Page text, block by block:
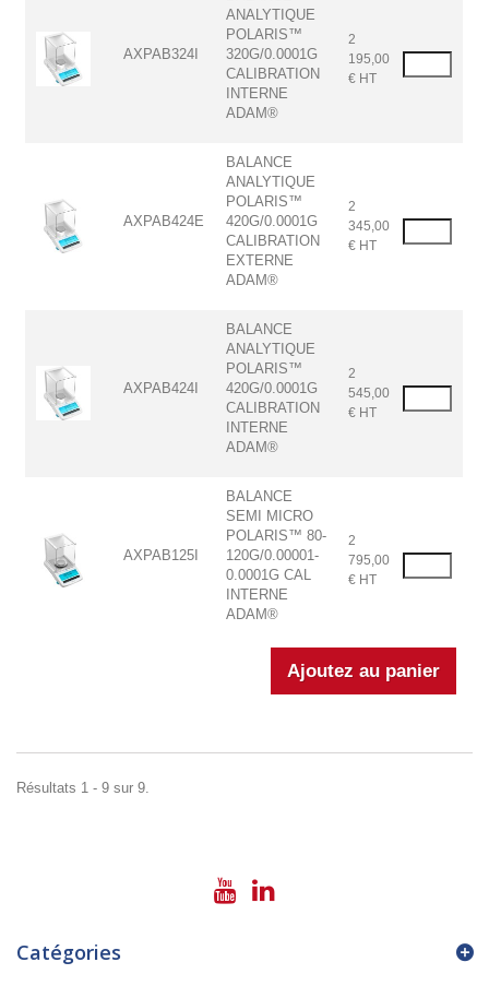
AXPAB324I
ANALYTIQUE
POLARIS™
320G/0.0001G
CALIBRATION
INTERNE
ADAM®
2
195,00
€ HT
AXPAB424E
BALANCE
ANALYTIQUE
POLARIS™
420G/0.0001G
CALIBRATION
EXTERNE
ADAM®
2
345,00
€ HT
AXPAB424I
BALANCE
ANALYTIQUE
POLARIS™
420G/0.0001G
CALIBRATION
INTERNE
ADAM®
2
545,00
€ HT
AXPAB125I
BALANCE
SEMI MICRO
POLARIS™ 80-
120G/0.00001-
0.0001G CAL
INTERNE
ADAM®
2
795,00
€ HT
Résultats 1 - 9 sur 9.
Catégories